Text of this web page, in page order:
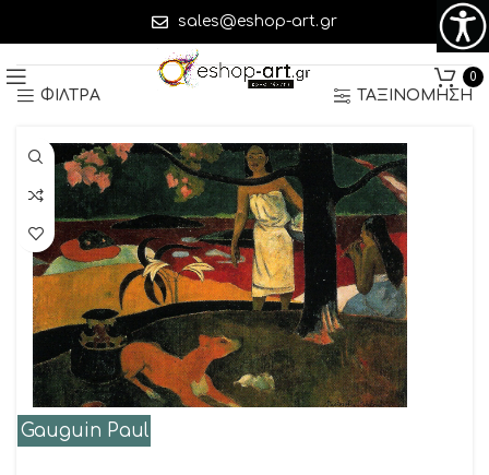
sales@eshop-art.gr
0
Εμφάνιση του μοναδικού αποτελέσματος
ΦΙΛΤΡΑ ΤΑΞΙΝΟΜΗΣΗ
Gauguin Paul